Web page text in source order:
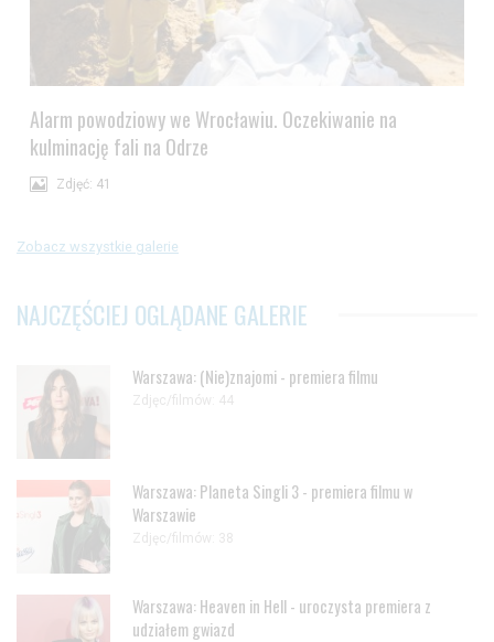
Alarm powodziowy we Wrocławiu. Oczekiwanie na
kulminację fali na Odrze
Zdjęć: 41
Zobacz wszystkie galerie
NAJCZĘŚCIEJ OGLĄDANE GALERIE
Warszawa: (Nie)znajomi - premiera filmu
Zdjęc/filmów: 44
Warszawa: Planeta Singli 3 - premiera filmu w
Warszawie
Zdjęc/filmów: 38
Warszawa: Heaven in Hell - uroczysta premiera z
udziałem gwiazd